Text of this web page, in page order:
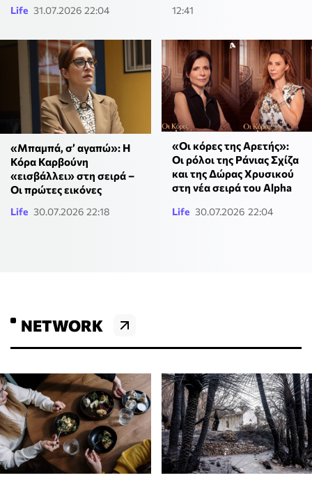
Life 31.07.2026 22:04
12:41
«Μπαμπά, σ’ αγαπώ»: Η
Κόρα Καρβούνη
«εισβάλλει» στη σειρά –
Οι πρώτες εικόνες
Life 30.07.2026 22:18
«Οι κόρες της Αρετής»:
Οι ρόλοι της Ράνιας Σχίζα
και της Δώρας Χρυσικού
στη νέα σειρά του Alpha
Life 30.07.2026 22:04
NETWORK